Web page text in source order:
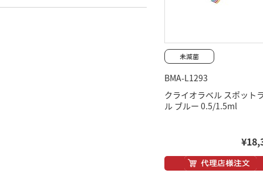
BMA-L1293
クライオラベル スポット
ル ブルー 0.5/1.5ml